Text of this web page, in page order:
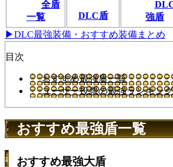
全盾
一覧
DLC盾
強盾
▶DLC最強装備・おすすめ装備まとめ
目次
おすすめ最強盾一覧
ユーザー投票の最強ランキング
おすすめ最強盾一覧
おすすめ最強大盾